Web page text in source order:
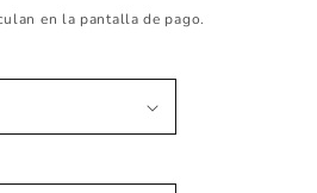
en la pantalla de pago.